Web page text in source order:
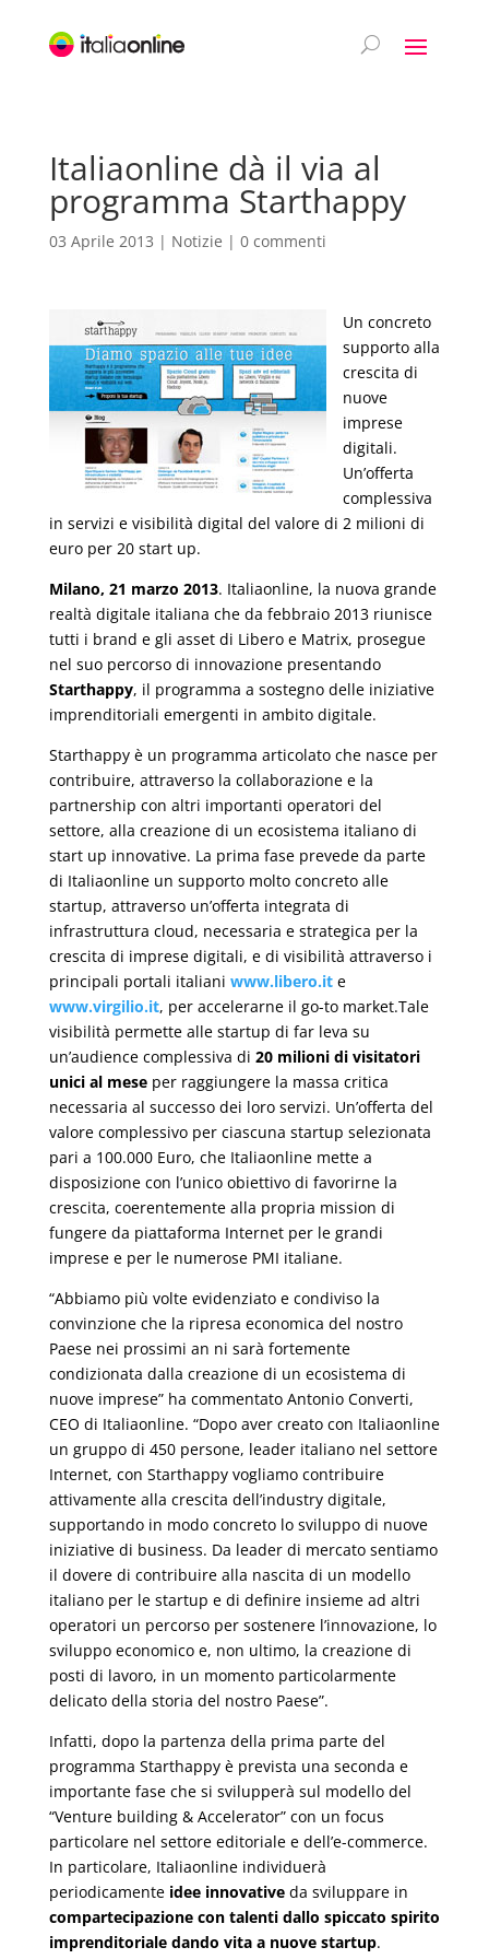
Italiaonline dà il via al
programma Starthappy
03 Aprile 2013 | Notizie | 0 commenti
Un concreto
supporto alla
crescita di
nuove
imprese
digitali.
Un’offerta
complessiva
in servizi e visibilità digital del valore di 2 milioni di
euro per 20 start up.
Milano, 21 marzo 2013. Italiaonline, la nuova grande
realtà digitale italiana che da febbraio 2013 riunisce
tutti i brand e gli asset di Libero e Matrix, prosegue
nel suo percorso di innovazione presentando
Starthappy, il programma a sostegno delle iniziative
imprenditoriali emergenti in ambito digitale.
Starthappy è un programma articolato che nasce per
contribuire, attraverso la collaborazione e la
partnership con altri importanti operatori del
settore, alla creazione di un ecosistema italiano di
start up innovative. La prima fase prevede da parte
di Italiaonline un supporto molto concreto alle
startup, attraverso un’offerta integrata di
infrastruttura cloud, necessaria e strategica per la
crescita di imprese digitali, e di visibilità attraverso i
principali portali italiani www.libero.it e
www.virgilio.it, per accelerarne il go-to market.Tale
visibilità permette alle startup di far leva su
un’audience complessiva di 20 milioni di visitatori
unici al meseper raggiungere la massa critica
necessaria al successo dei loro servizi. Un’offerta del
valore complessivo per ciascuna startup selezionata
pari a 100.000 Euro, che Italiaonline mette a
disposizione con l’unico obiettivo di favorirne la
crescita, coerentemente alla propria mission di
fungere da piattaforma Internet per le grandi
imprese e per le numerose PMI italiane.
“Abbiamo più volte evidenziato e condiviso la
convinzione che la ripresa economica del nostro
Paese nei prossimi an ni sarà fortemente
condizionata dalla creazione di un ecosistema di
nuove imprese” ha commentato Antonio Converti,
CEO di Italiaonline. “Dopo aver creato con Italiaonline
un gruppo di 450 persone, leader italiano nel settore
Internet, con Starthappy vogliamo contribuire
attivamente alla crescita dell’industry digitale,
supportando in modo concreto lo sviluppo di nuove
iniziative di business. Da leader di mercato sentiamo
il dovere di contribuire alla nascita di un modello
italiano per le startup e di definire insieme ad altri
operatori un percorso per sostenere l’innovazione, lo
sviluppo economico e, non ultimo, la creazione di
posti di lavoro, in un momento particolarmente
delicato della storia del nostro Paese”.
Infatti, dopo la partenza della prima parte del
programma Starthappy è prevista una seconda e
importante fase che si svilupperà sul modello del
“Venture building & Accelerator” con un focus
particolare nel settore editoriale e dell’e-commerce.
In particolare, Italiaonline individuerà
periodicamente idee innovativeda sviluppare in
compartecipazione con talenti dallo spiccato spirito
imprenditoriale dando vita a nuove startup.